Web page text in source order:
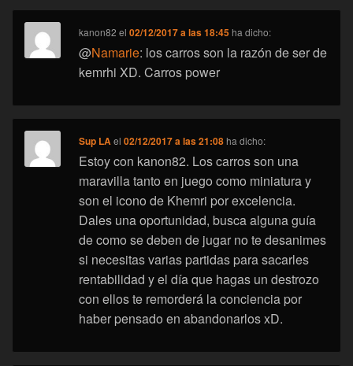
kanon82 el02/12/2017 a las 18:45 ha dicho:
@Namarie: los carros son la razón de ser de
kemrhi XD. Carros power
Sup LAel02/12/2017 a las 21:08 ha dicho:
Estoy con kanon82. Los carros son una
maravilla tanto en juego como miniatura y
son el icono de Khemri por excelencia.
Dales una oportunidad, busca alguna guía
de como se deben de jugar no te desanimes
si necesitas varias partidas para sacarles
rentabilidad y el día que hagas un destrozo
con ellos te remorderá la conciencia por
haber pensado en abandonarlos xD.